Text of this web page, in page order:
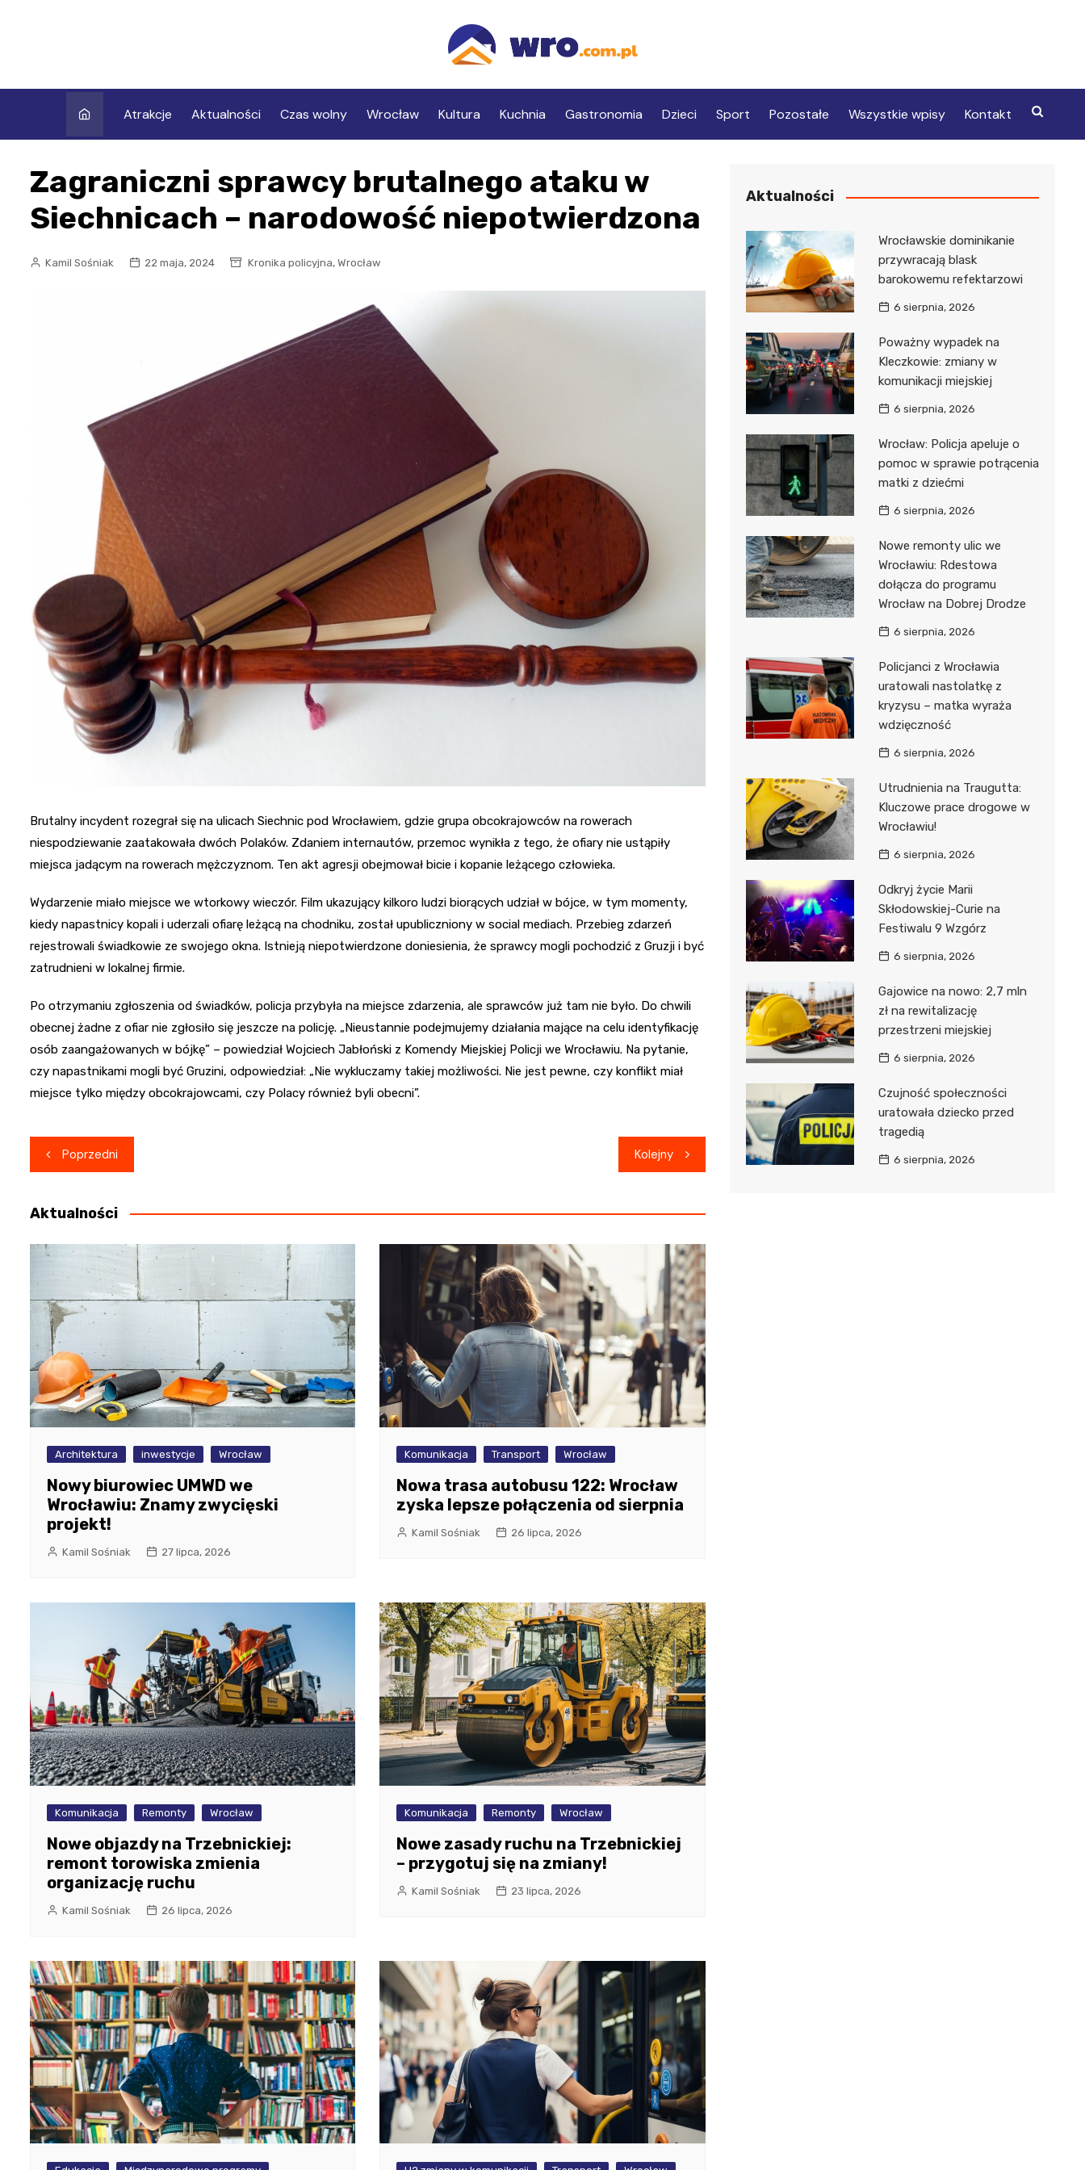
Atrakcje Aktualności Czas wolny Wrocław Kultura Kuchnia Gastronomia Dzieci Sport Pozostałe Wszystkie wpisy Kontakt
Zagraniczni sprawcy brutalnego ataku w
Siechnicach – narodowość niepotwierdzona
Kamil Sośniak 22 maja, 2024 Kronika policyjna, Wrocław
Brutalny incydent rozegrał się na ulicach Siechnic pod Wrocławiem, gdzie grupa obcokrajowców na rowerach
niespodziewanie zaatakowała dwóch Polaków. Zdaniem internautów, przemoc wynikła z tego, że ofiary nie ustąpiły
miejsca jadącym na rowerach mężczyznom. Ten akt agresji obejmował bicie i kopanie leżącego człowieka.
Wydarzenie miało miejsce we wtorkowy wieczór. Film ukazujący kilkoro ludzi biorących udział w bójce, w tym momenty,
kiedy napastnicy kopali i uderzali ofiarę leżącą na chodniku, został upubliczniony w social mediach. Przebieg zdarzeń
rejestrowali świadkowie ze swojego okna. Istnieją niepotwierdzone doniesienia, że sprawcy mogli pochodzić z Gruzji i być
zatrudnieni w lokalnej firmie.
Po otrzymaniu zgłoszenia od świadków, policja przybyła na miejsce zdarzenia, ale sprawców już tam nie było. Do chwili
obecnej żadne z ofiar nie zgłosiło się jeszcze na policję. „Nieustannie podejmujemy działania mające na celu identyfikację
osób zaangażowanych w bójkę” – powiedział Wojciech Jabłoński z Komendy Miejskiej Policji we Wrocławiu. Na pytanie,
czy napastnikami mogli być Gruzini, odpowiedział: „Nie wykluczamy takiej możliwości. Nie jest pewne, czy konflikt miał
miejsce tylko między obcokrajowcami, czy Polacy również byli obecni”.
Nawigacja
wpisu
Poprzedni Kolejny
Aktualności
Architektura inwestycje Wrocław
Nowy biurowiec UMWD we
Wrocławiu: Znamy zwycięski
projekt!
Kamil Sośniak 27 lipca, 2026
Komunikacja Transport Wrocław
Nowa trasa autobusu 122: Wrocław
zyska lepsze połączenia od sierpnia
Kamil Sośniak 26 lipca, 2026
Komunikacja Remonty Wrocław
Nowe objazdy na Trzebnickiej:
remont torowiska zmienia
organizację ruchu
Kamil Sośniak 26 lipca, 2026
Komunikacja Remonty Wrocław
Nowe zasady ruchu na Trzebnickiej
– przygotuj się na zmiany!
Kamil Sośniak 23 lipca, 2026
Aktualności
Wrocławskie dominikanie
przywracają blask
barokowemu refektarzowi
6 sierpnia, 2026
Poważny wypadek na
Kleczkowie: zmiany w
komunikacji miejskiej
6 sierpnia, 2026
Wrocław: Policja apeluje o
pomoc w sprawie potrącenia
matki z dziećmi
6 sierpnia, 2026
Nowe remonty ulic we
Wrocławiu: Rdestowa
dołącza do programu
Wrocław na Dobrej Drodze
6 sierpnia, 2026
Policjanci z Wrocławia
uratowali nastolatkę z
kryzysu – matka wyraża
wdzięczność
6 sierpnia, 2026
Utrudnienia na Traugutta:
Kluczowe prace drogowe w
Wrocławiu!
6 sierpnia, 2026
Odkryj życie Marii
Skłodowskiej-Curie na
Festiwalu 9 Wzgórz
6 sierpnia, 2026
Gajowice na nowo: 2,7 mln
zł na rewitalizację
przestrzeni miejskiej
6 sierpnia, 2026
Czujność społeczności
uratowała dziecko przed
tragedią
6 sierpnia, 2026